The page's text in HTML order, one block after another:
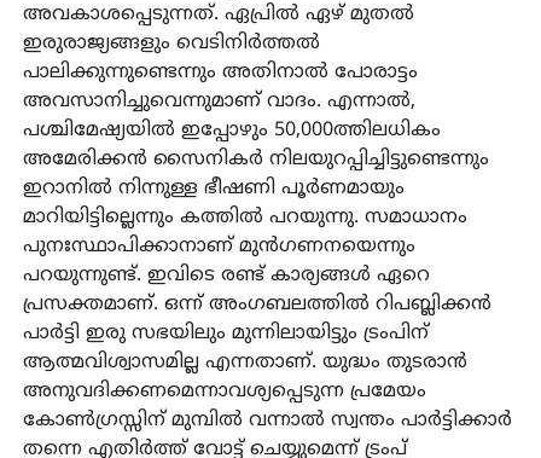
അവകാശപ്പെടുന്നത്. ഏപ്രില്‍ ഏഴ് മുതല്‍
ഇരുരാജ്യങ്ങളും വെടിനിര്‍ത്തല്‍
പാലിക്കുന്നുണ്ടെന്നും അതിനാല്‍ പോരാട്ടം
അവസാനിച്ചുവെന്നുമാണ് വാദം. എന്നാല്‍,
പശ്ചിമേഷ്യയില്‍ ഇപ്പോഴും 50,000ത്തിലധികം
അമേരിക്കന്‍ സൈനികര്‍ നിലയുറപ്പിച്ചിട്ടുണ്ടെന്നും
ഇറാനില്‍ നിന്നുള്ള ഭീഷണി പൂര്‍ണമായും
മാറിയിട്ടില്ലെന്നും കത്തില്‍ പറയുന്നു. സമാധാനം
പുനഃസ്ഥാപിക്കാനാണ് മുന്‍ഗണനയെന്നും
പറയുന്നുണ്ട്. ഇവിടെ രണ്ട് കാര്യങ്ങള്‍ ഏറെ
പ്രസക്തമാണ്. ഒന്ന് അംഗബലത്തില്‍ റിപബ്ലിക്കന്‍
പാര്‍ട്ടി ഇരു സഭയിലും മുന്നിലായിട്ടും ട്രംപിന്
ആത്മവിശ്വാസമില്ല എന്നതാണ്. യുദ്ധം തുടരാന്‍
അനുവദിക്കണമെന്നാവശ്യപ്പെടുന്ന പ്രമേയം
കോണ്‍ഗ്രസ്സിന് മുമ്പില്‍ വന്നാല്‍ സ്വന്തം പാര്‍ട്ടിക്കാര്‍
തന്നെ എതിര്‍ത്ത് വോട്ട് ചെയ്യുമെന്ന് ട്രംപ്